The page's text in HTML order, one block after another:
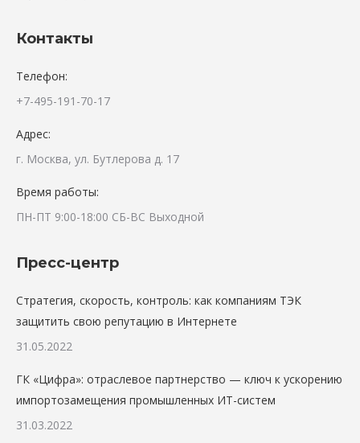
Контакты
Телефон:
+7-495-191-70-17
Адрес:
г. Москва, ул. Бутлерова д. 17
Время работы:
ПН-ПТ 9:00-18:00 СБ-ВС Выходной
Пресс-центр
Стратегия, скорость, контроль: как компаниям ТЭК
защитить свою репутацию в Интернете
31.05.2022
ГК «Цифра»: отраслевое партнерство — ключ к ускорению
импортозамещения промышленных ИТ-систем
31.03.2022